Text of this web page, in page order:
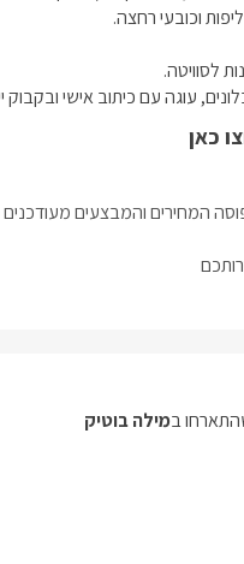
עוגה עם כיתוב אישי ובקבוק
כאן
המחירים והמבצעים מעודכנים
במילה בוטיק